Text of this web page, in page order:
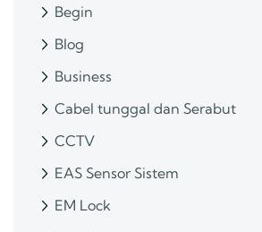
Begin
Blog
Business
Cabel tunggal dan Serabut
CCTV
EAS Sensor Sistem
EM Lock